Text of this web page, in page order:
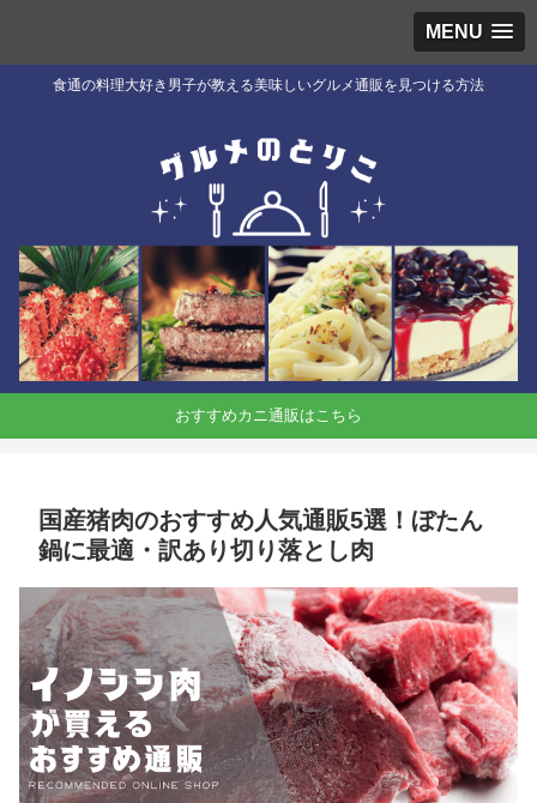
MENU
食通の料理大好き男子が教える美味しいグルメ通販を見つける方法
おすすめカニ通販はこちら
国産猪肉のおすすめ人気通販5選！ぼたん
鍋に最適・訳あり切り落とし肉